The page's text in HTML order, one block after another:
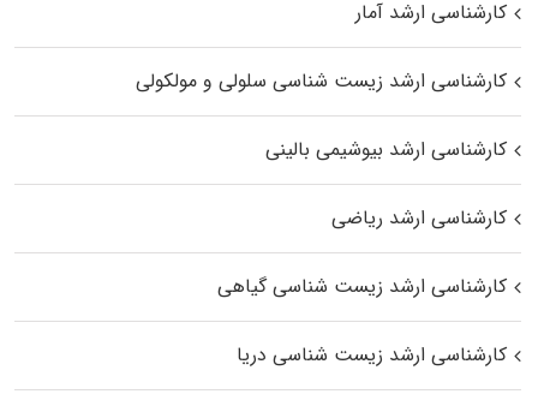
کارشناسی ارشد آمار
کارشناسی ارشد زیست شناسی سلولی و مولکولی
کارشناسی ارشد بیوشیمی بالینی
کارشناسی ارشد ریاضی
کارشناسی ارشد زیست‌ شناسی گیاهی
کارشناسی ارشد زیست‌ شناسی دریا